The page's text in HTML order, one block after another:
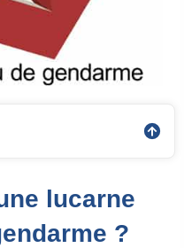
lucarne
?